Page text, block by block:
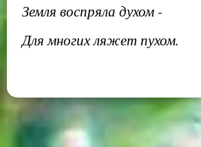
Земля воспряла духом -
Для многих ляжет пухом.